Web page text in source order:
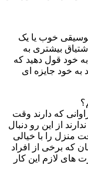
خوب یا یک
بیشتری به
به خود قول دهید که
به خود جایزه ای
که دارند وقت
از این رو دنبال
منزل را با خیالی
که برخی از افراد
های لازم این کار